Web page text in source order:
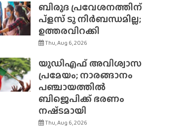
ബിരുദ പ്രവേശനത്തിന്
പ്ളസ് ടു നിർബന്ധമില്ല;
ഉത്തരവിറക്കി
Thu, Aug 6, 2026
യുഡിഎഫ് അവിശ്വാസ
പ്രമേയം; നാരങ്ങാനം
പഞ്ചായത്തിൽ
ബിജെപിക്ക് ഭരണം
നഷ്‌ടമായി
Thu, Aug 6, 2026